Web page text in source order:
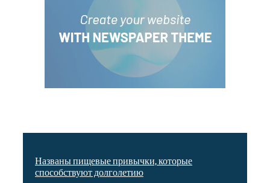
Названы пищевые привычки, которые
способствуют долголетию